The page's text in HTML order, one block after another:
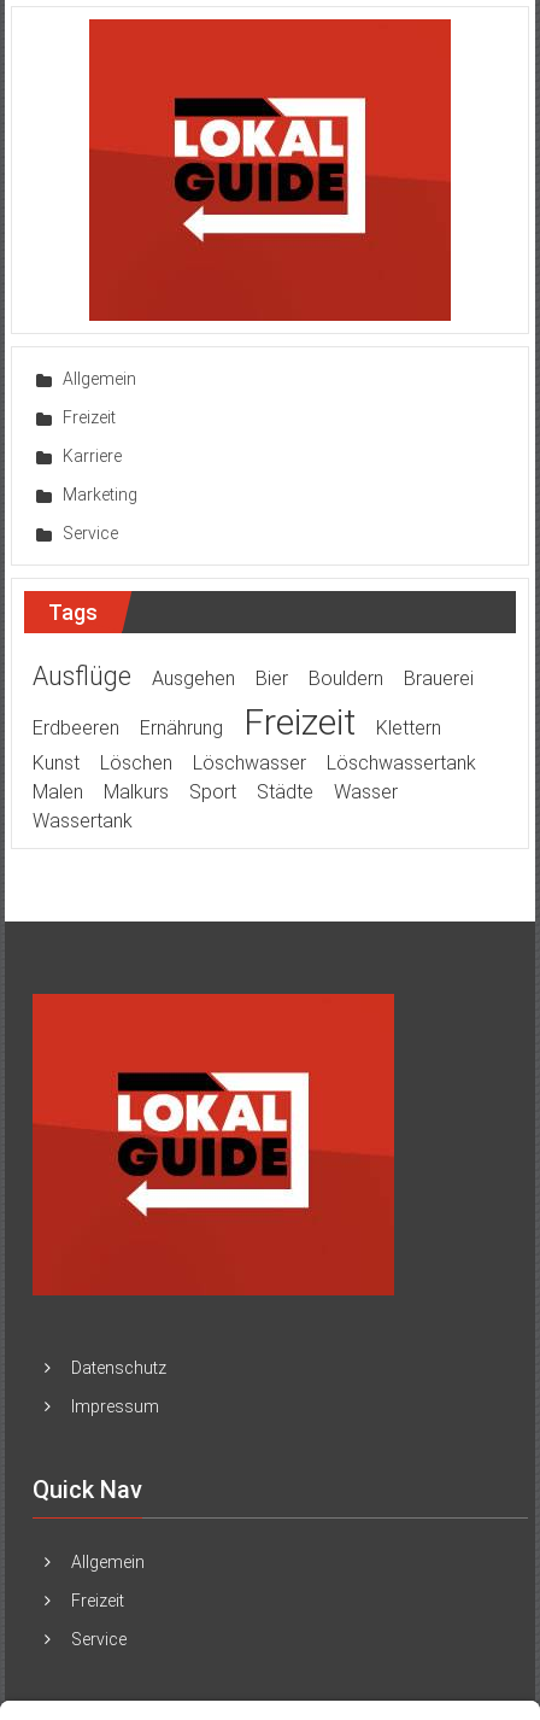
Allgemein
Freizeit
Karriere
Marketing
Service
Tags
Ausflüge Ausgehen Bier Bouldern Brauerei
Erdbeeren Ernährung Freizeit
Klettern
Kunst
Löschen Löschwasser
Löschwassertank
Malen
Malkurs Sport Städte
Wasser
Wassertank
Datenschutz
Impressum
Quick Nav
Allgemein
Freizeit
Service